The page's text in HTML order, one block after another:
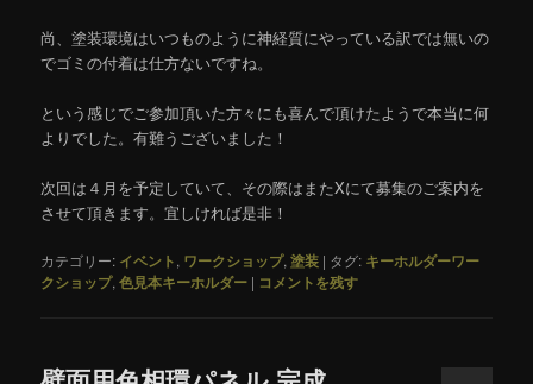
尚、塗装環境はいつものように神経質にやっている訳では無いの
でゴミの付着は仕方ないですね。
という感じでご参加頂いた方々にも喜んで頂けたようで本当に何
よりでした。有難うございました！
次回は４月を予定していて、その際はまたXにて募集のご案内を
させて頂きます。宜しければ是非！
カテゴリー: イベント, ワークショップ,塗装 | タグ: キーホルダーワー
クショップ,色見本キーホルダー | コメントを残す